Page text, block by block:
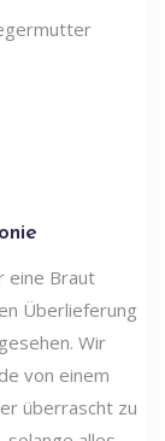
eine Braut
Überlieferung
Wir
von einem
überrascht zu